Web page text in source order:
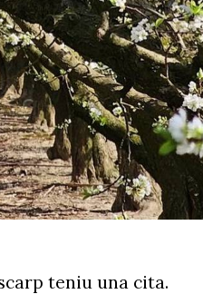
teniu una cita.